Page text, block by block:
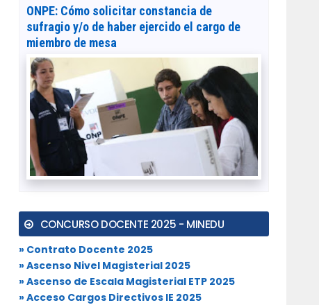
ONPE: Cómo solicitar constancia de
sufragio y/o de haber ejercido el cargo de
miembro de mesa
CONCURSO DOCENTE 2025 - MINEDU
» Contrato Docente 2025
» Ascenso Nivel Magisterial 2025
» Ascenso de Escala Magisterial ETP 2025
» Acceso Cargos Directivos IE 2025